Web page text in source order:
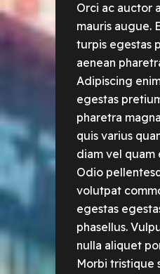
Orci ac auctor
mauris augue.
turpis egestas
aenean
Adipiscing
egestas
pharetra
quis varius
diam vel quam
Odio
volutpat
egestas
phasellus.
nulla aliquet
Morbi tristique